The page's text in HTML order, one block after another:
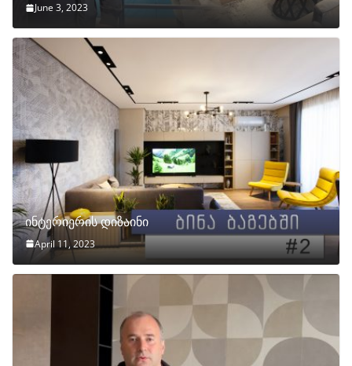
June 3, 2023
ინტერიერის დიზაინი
April 11, 2023